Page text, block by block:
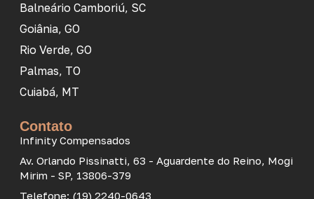
Balneário Camboriú, SC
Goiânia, GO
Rio Verde, GO
Palmas, TO
Cuiabá, MT
Contato
Infinity Compensados
Av. Orlando Pissinatti, 63 - Aguardente do Reino, Mogi
Mirim - SP, 13806-379
Telefone: (19) 2240-0643